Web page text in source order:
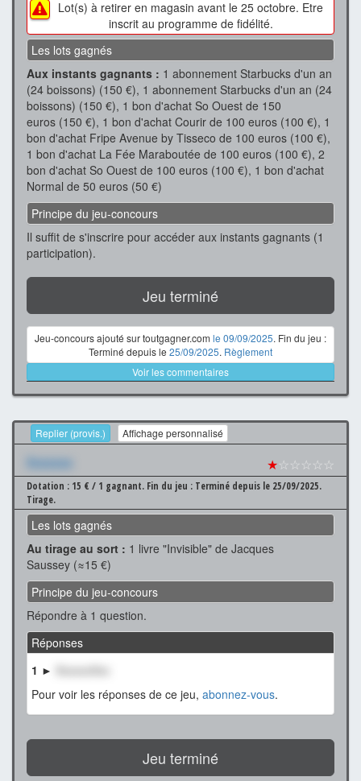
Lot(s) à retirer en magasin avant le 25 octobre. Etre
inscrit au programme de fidélité.
Les lots gagnés
Aux instants gagnants : 1 abonnement Starbucks d'un an
(24 boissons) (150 €), 1 abonnement Starbucks d'un an (24
boissons) (150 €), 1 bon d'achat So Ouest de 150
euros (150 €), 1 bon d'achat Courir de 100 euros (100 €), 1
bon d'achat Fripe Avenue by Tisseco de 100 euros (100 €),
1 bon d'achat La Fée Maraboutée de 100 euros (100 €), 2
bon d'achat So Ouest de 100 euros (100 €), 1 bon d'achat
Normal de 50 euros (50 €)
Principe du jeu-concours
Il suffit de s'inscrire pour accéder aux instants gagnants (1
participation).
Jeu terminé
Jeu-concours ajouté sur toutgagner.com le 09/09/2025. Fin du jeu :
Terminé depuis le 25/09/2025. Règlement
Voir les commentaires
Replier (provis.) Affichage personnalisé
Xxxxxxx ★☆☆☆☆☆
Dotation : 15 € / 1 gagnant. Fin du jeu : Terminé depuis le 25/09/2025.
Tirage.
Les lots gagnés
Au tirage au sort : 1 livre "Invisible" de Jacques
Saussey (≈15 €)
Principe du jeu-concours
Répondre à 1 question.
Réponses
1 ►
XxxxxxXxx
Pour voir les réponses de ce jeu, abonnez-vous.
Jeu terminé